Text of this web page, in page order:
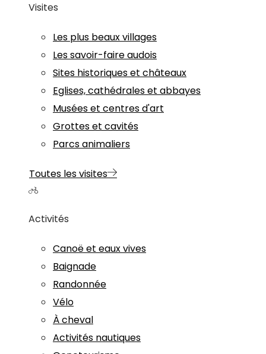
Visites
Les plus beaux villages
Les savoir-faire audois
Sites historiques et châteaux
Eglises, cathédrales et abbayes
Musées et centres d'art
Grottes et cavités
Parcs animaliers
Toutes les visites
Activités
Canoë et eaux vives
Baignade
Randonnée
Vélo
À cheval
Activités nautiques